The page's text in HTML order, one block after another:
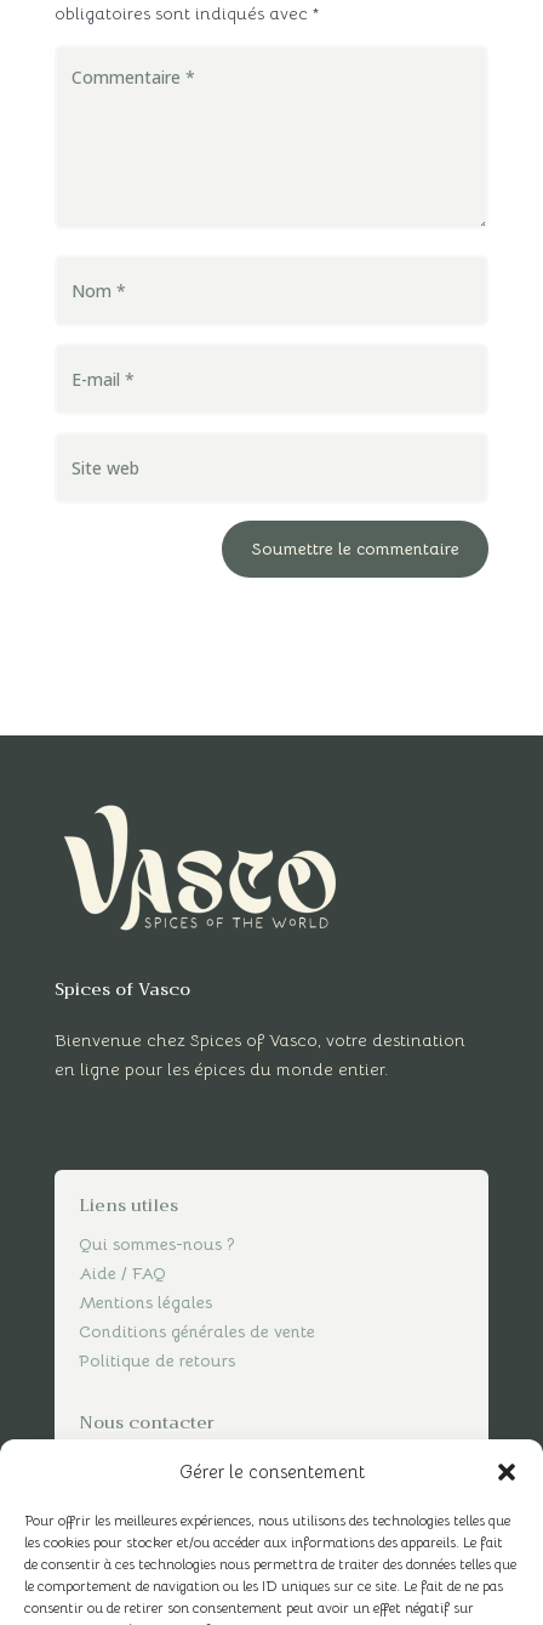
Gérer le consentement
Pour offrir les meilleures expériences, nous utilisons des technologies telles que
les cookies pour stocker et/ou accéder aux informations des appareils. Le fait
de consentir à ces technologies nous permettra de traiter des données telles que
le comportement de navigation ou les ID uniques sur ce site. Le fait de ne pas
consentir ou de retirer son consentement peut avoir un effet négatif sur
obligatoires sont indiqués avec *
Soumettre le commentaire
Spices of Vasco
Bienvenue chez Spices of Vasco, votre destination
en ligne pour les épices du monde entier.
Liens utiles
Qui sommes-nous ?
Aide / FAQ
Mentions légales
Conditions générales de vente
Politique de retours
Nous contacter
contact@spicesofvasco.com